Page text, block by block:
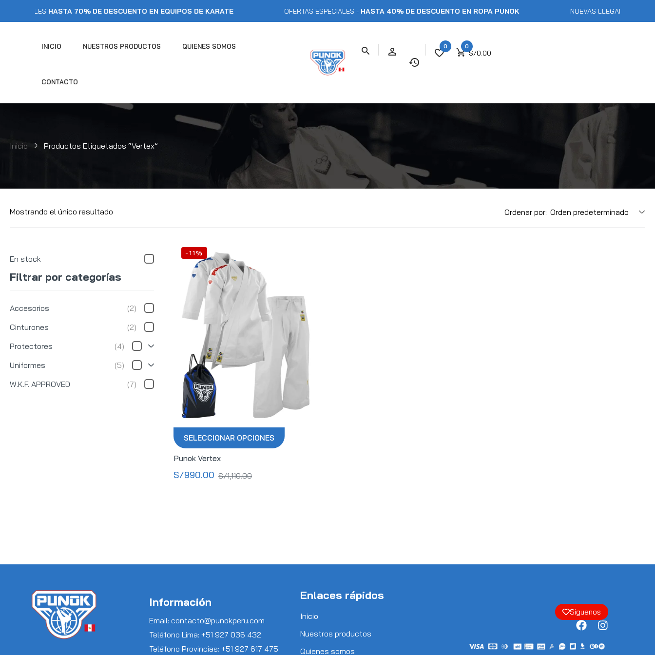
HASTA 70% DE DESCUENTO EN EQUIPOS DE KARATE OFERTAS ESPECIALES -HASTA 40% DE DESCUENTO EN ROPA PUNOK NUEVAS LLEGADAS -HASTA
INICIO NUESTROS PRODUCTOS QUIENES SOMOS
CONTACTO
0 0
S/0.00
Inicio Productos Etiquetados “vertex”
Mostrando el único resultado Ordenar por: Orden predeterminado
En stock
Filtrar por categorías
Accesorios
(2)
Cinturones
(2)
Protectores
(4)
Uniformes
(5)
W.K.F. APPROVED
(7)
-11%
SELECCIONAR OPCIONES
Punok Vertex
S/990.00 S/1,110.00
Información
Email: contacto@punokperu.com
Teléfono Lima: +51 927 036 432
Teléfono Provincias: +51 927 617 475
Enlaces rápidos
Inicio
Nuestros productos
Quienes somos
Siguenos